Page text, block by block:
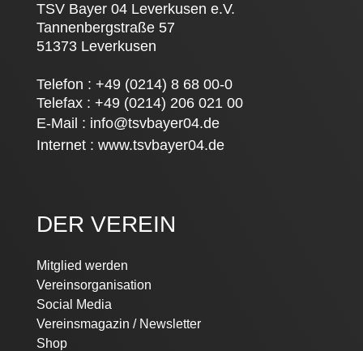
TSV Bayer 04 Leverkusen e.V.
Tannenbergstraße 57
51373 Leverkusen
Telefon : +49 (0214) 8 68 00-0
Telefax : +49 (0214) 206 021 00
E-Mail : info@tsvbayer04.de
Internet : www.tsvbayer04.de
DER VEREIN
Navigation
überspringen
Mitglied werden
Vereinsorganisation
Social Media
Vereinsmagazin / Newsletter
Shop